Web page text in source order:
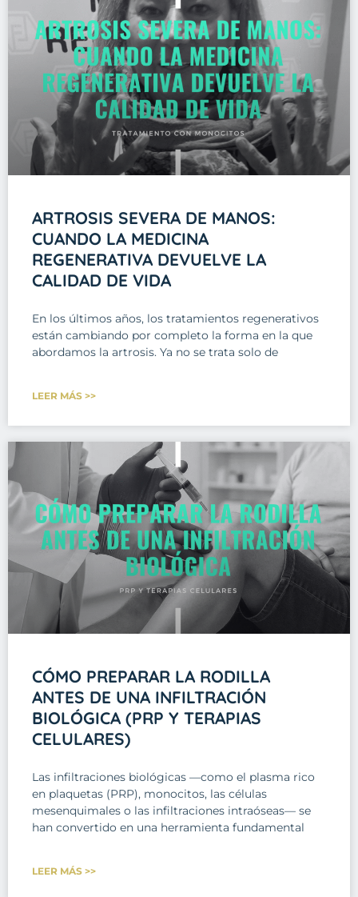
ARTROSIS SEVERA DE MANOS:
CUANDO LA MEDICINA
REGENERATIVA DEVUELVE LA
CALIDAD DE VIDA
En los últimos años, los tratamientos regenerativos
están cambiando por completo la forma en la que
abordamos la artrosis. Ya no se trata solo de
LEER MÁS >>
CÓMO PREPARAR LA RODILLA
ANTES DE UNA INFILTRACIÓN
BIOLÓGICA (PRP Y TERAPIAS
CELULARES)
Las infiltraciones biológicas —como el plasma rico
en plaquetas (PRP), monocitos, las células
mesenquimales o las infiltraciones intraóseas— se
han convertido en una herramienta fundamental
LEER MÁS >>